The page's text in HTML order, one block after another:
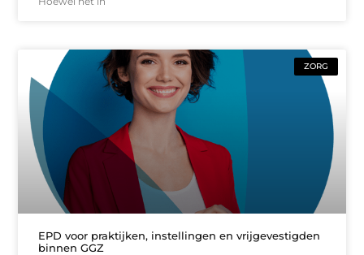
ZORG
EPD voor praktijken, instellingen en vrijgevestigden
binnen GGZ